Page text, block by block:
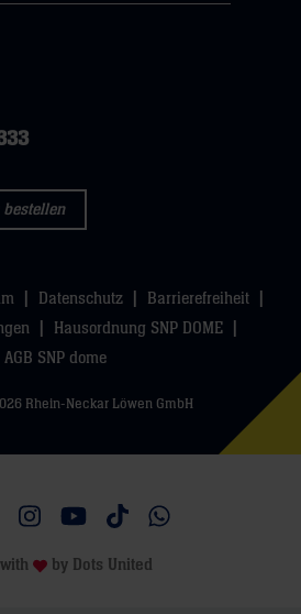
Datenschutz
Barrierefreiheit
Hausordnung SNP DOME
AGB SNP dome
Rhein-Neckar Löwen GmbH
uns auf Facebook
uns auf Twitter
Besucht uns auf Instagram
Besucht uns auf Youtube
Besucht uns auf
Besucht uns auf
by Dots United